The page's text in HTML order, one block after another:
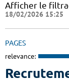
Afficher le
18/02/2026 15:25
PAGES
relevance: